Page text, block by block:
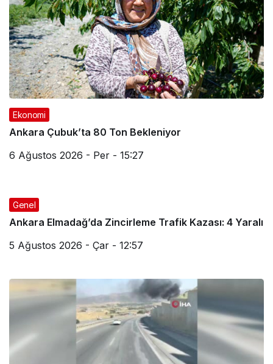
Ekonomi
Ankara Çubuk’ta 80 Ton Bekleniyor
6 Ağustos 2026 - Per - 15:27
Genel
Ankara Elmadağ’da Zincirleme Trafik Kazası: 4 Yaralı
5 Ağustos 2026 - Çar - 12:57